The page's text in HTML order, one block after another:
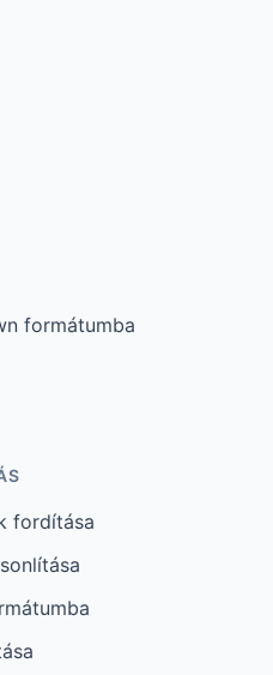
formátumba
fordítása